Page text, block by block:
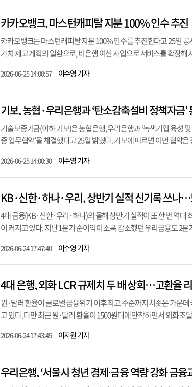
카카오뱅크, 마스턴캐피탈 지분 100% 인수 추진
카카오뱅크는 마스턴캐피탈 지분 100% 인수를 추진한다고 25일
가치 제고 계획의 일환으로, 비은행 여신 사업으로 서비스를 확장해
2026-06-25 14:00:57 이수영 기자
기보, 농협·우리은행과 ‘탄소감축설비 정책자금’
기술보증기금(이하 기보)은 농협은행, 우리은행과 ‘녹색기업 육성
증 업무협약’을 체결했다고 25일 밝혔다. 기보에 따르면 이번 협약은
2026-06-25 14:00:30 이수영 기자
KB·신한·하나·우리, 상반기 실적 신기록 쓰나…
4대 금융(KB·신한·우리·하나)의 올해 상반기 실적이 또 한 번 역
이 커지고 있다. 지난 1분기 순이익이 소폭 감소했던 우리금융도 2
2026-06-24 17:47:40 이수영 기자
4대 은행, 외화 LCR 규제치 두 배 상회…고환율
원·달러 환율이 글로벌 금융위기 이후 최고 수준까지 치솟은 가운
고 있다. 다만 최근 원·달러 환율이 1500원대에 안착하면서 외화 조
2026-06-24 17:43:45 이지원 기자
우리은행, ‘서울시 청년 경제⸱금융 역량 강화 금융